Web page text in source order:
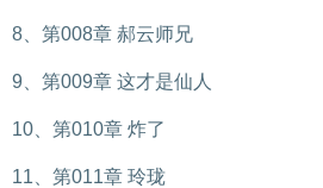
8、第008章 郝云师兄
9、第009章 这才是仙人
10、第010章 炸了
11、第011章 玲珑